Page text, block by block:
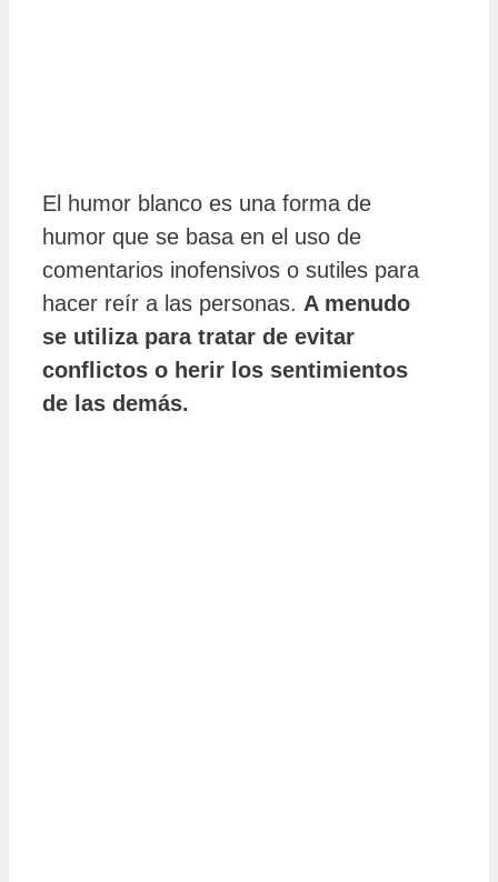
El humor blanco es una forma de
humor que se basa en el uso de
comentarios inofensivos o sutiles para
hacer reír a las personas. A menudo
se utiliza para tratar de evitar
conflictos o herir los sentimientos
de las demás.